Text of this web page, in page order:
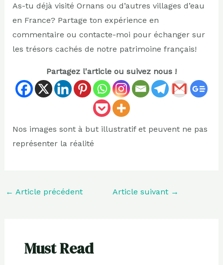
As-tu déjà visité Ornans ou d’autres villages d’eau
en France? Partage ton expérience en
commentaire ou contacte-moi pour échanger sur
les trésors cachés de notre patrimoine français!
Partagez l'article ou suivez nous !
Nos images sont à but illustratif et peuvent ne pas
représenter la réalité
← Article précédent Article suivant →
Must Read